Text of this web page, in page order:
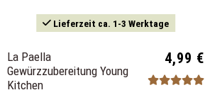
Lieferzeit ca. 1-3 Werktage
La Paella
Gewürzzubereitung Young
Kitchen
4,99 €